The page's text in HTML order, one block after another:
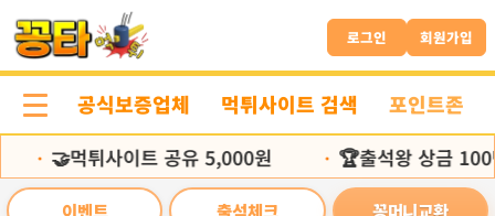
문
로
로그인 회원가입
공식보증업체 먹튀사이트 검색 포인트존
🤝먹튀사이트 공유 5,000원 🏆출석왕 상금 100
이벤트 출석체크 꽁머니교환